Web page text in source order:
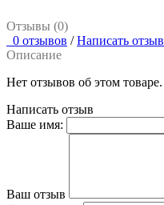
Отзывы (0)
0 отзывов / Написать отзыв
Описание
Нет отзывов об этом товаре.
Написать отзыв
Ваше имя:
Ваш отзыв